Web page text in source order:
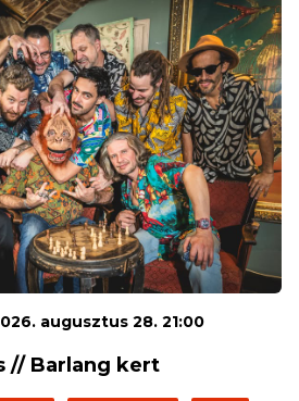
augusztus 28. 21:00
// Barlang kert